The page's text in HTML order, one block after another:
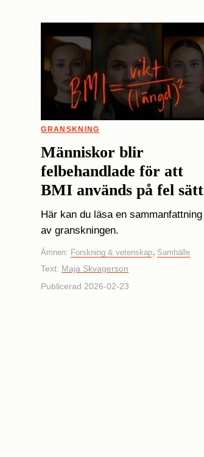
GRANSKNING
Människor blir
felbehandlade för att
BMI används på fel sätt
Här kan du läsa en sammanfattning
av granskningen.
Ämnen: Forskning & vetenskap, Samhälle
Text: Maja Skvagerson
Publicerad 2026-02-23